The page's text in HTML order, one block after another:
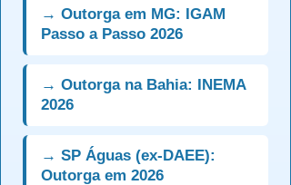
→ Outorga em MG: IGAM
Passo a Passo 2026
→ Outorga na Bahia: INEMA
2026
→ SP Águas (ex-DAEE):
Outorga em 2026